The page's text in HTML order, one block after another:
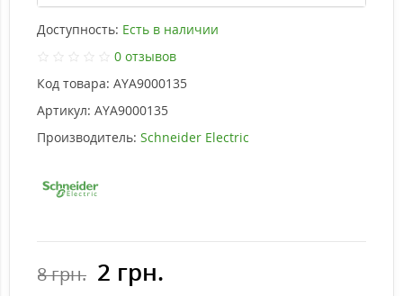
Доступность: Есть в наличии
0 отзывов
Код товара: AYA9000135
Артикул: AYA9000135
Производитель: Schneider Electric
8 грн. 2 грн.